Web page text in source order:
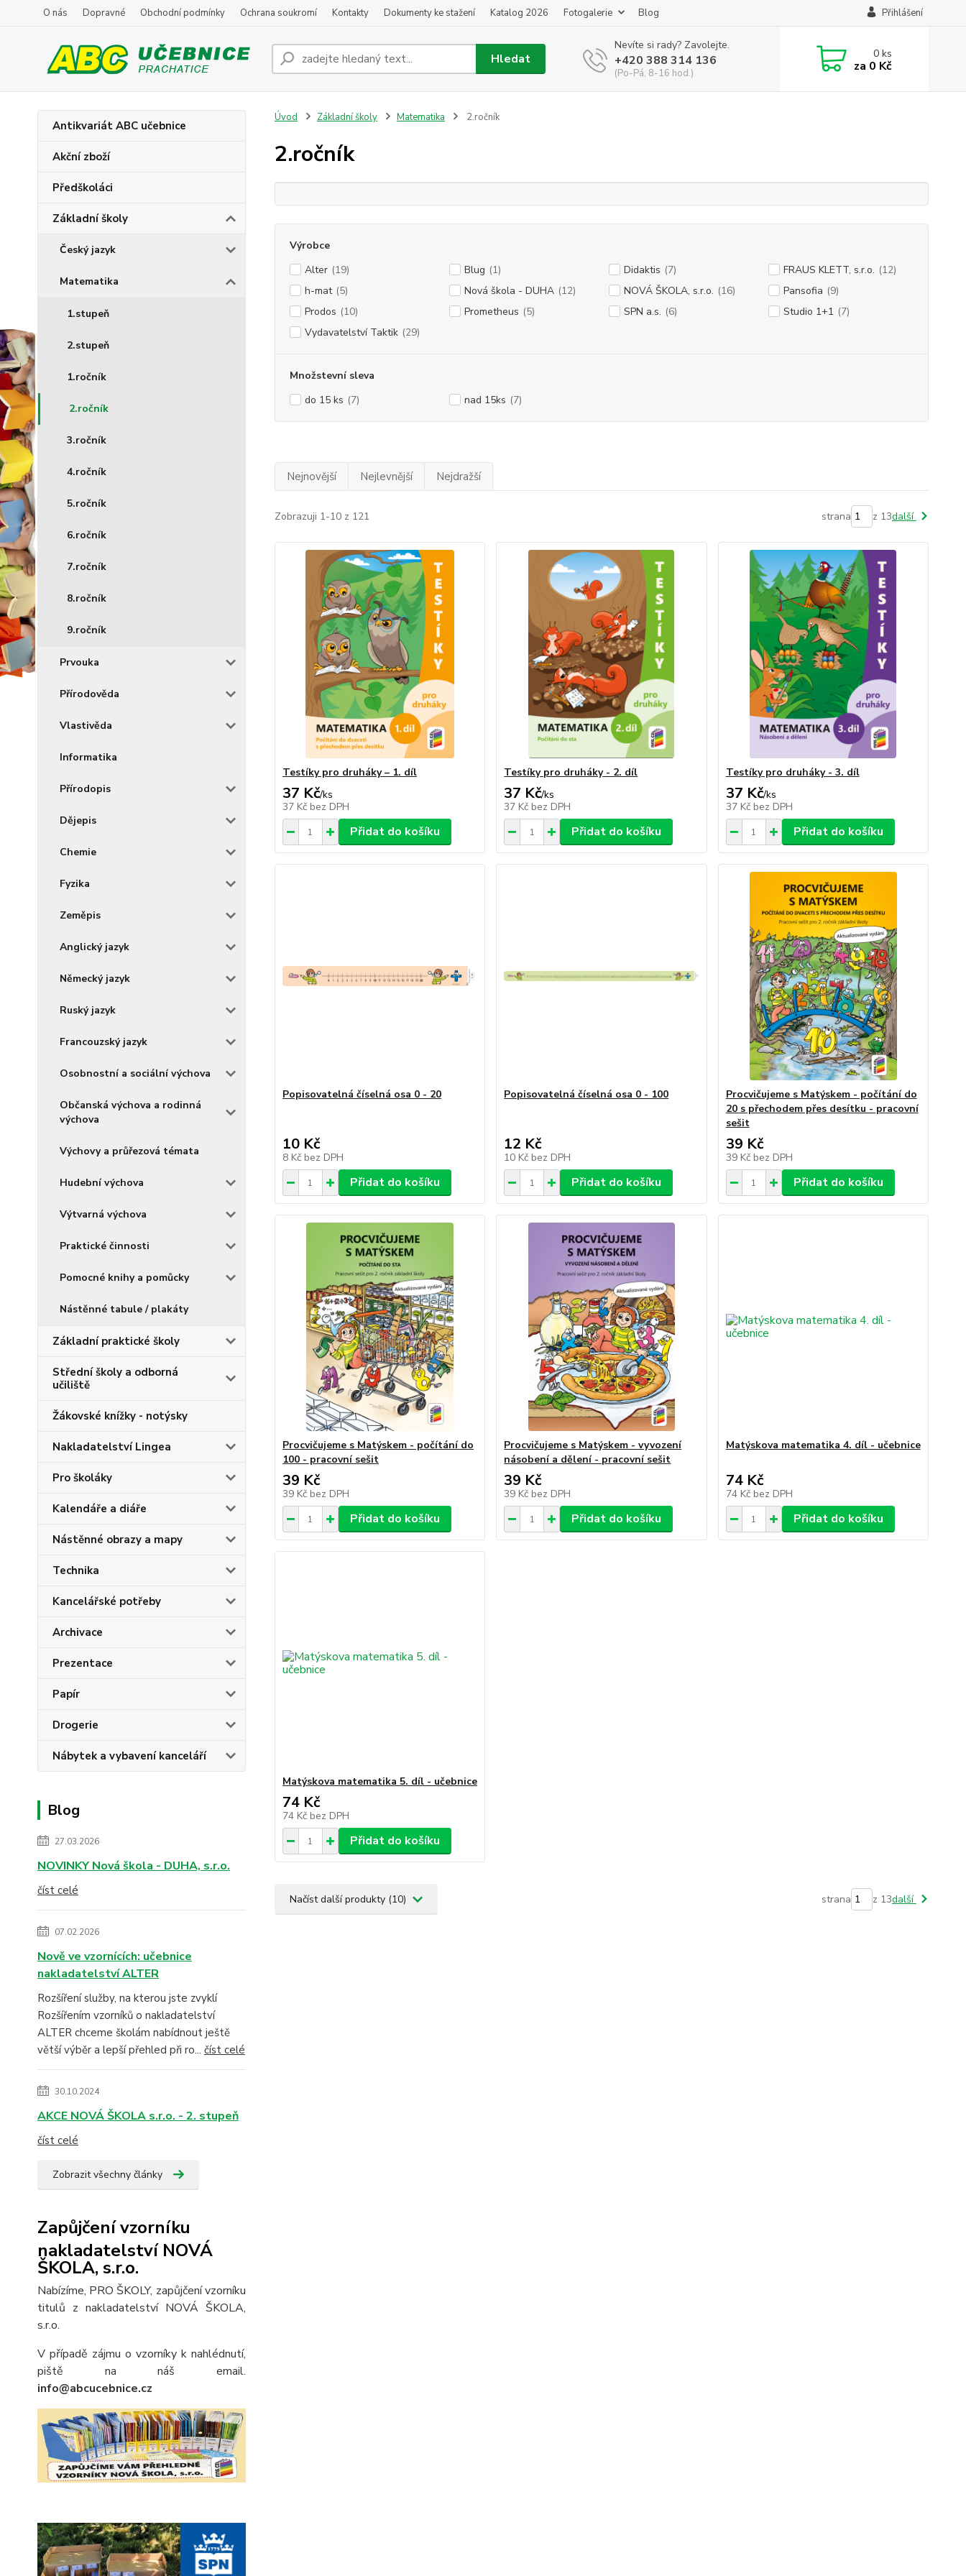
O nás Dopravné Obchodní podmínky Ochrana soukromí Kontakty Dokumenty ke stažení Katalog 2026 Fotogalerie Blog Přihlášení
Hledat
Nevíte si rady? Zavolejte.
+420 388 314 136
(Po-Pá, 8-16 hod.)
0ks
za 0 Kč
Antikvariát ABC učebnice
Akční zboží
Předškoláci
Základní školy
Český jazyk
Matematika
1.stupeň
2.stupeň
1.ročník
2.ročník
3.ročník
4.ročník
5.ročník
6.ročník
7.ročník
8.ročník
9.ročník
Prvouka
Přírodověda
Vlastivěda
Informatika
Přírodopis
Dějepis
Chemie
Fyzika
Zeměpis
Anglický jazyk
Německý jazyk
Ruský jazyk
Francouzský jazyk
Osobnostní a sociální výchova
Občanská výchova a rodinná
výchova
Výchovy a průřezová témata
Hudební výchova
Výtvarná výchova
Praktické činnosti
Pomocné knihy a pomůcky
Nástěnné tabule / plakáty
Základní praktické školy
Střední školy a odborná
učiliště
Žákovské knížky - notýsky
Nakladatelství Lingea
Pro školáky
Kalendáře a diáře
Nástěnné obrazy a mapy
Technika
Kancelářské potřeby
Archivace
Prezentace
Papír
Drogerie
Nábytek a vybavení kanceláří
Blog
27.03.2026
NOVINKY Nová škola - DUHA, s.r.o.
číst celé
07.02.2026
Nově ve vzornících: učebnice
nakladatelství ALTER
Rozšíření služby, na kterou jste zvyklí
Rozšířením vzorníků o nakladatelství
ALTER chceme školám nabídnout ještě
větší výběr a lepší přehled při ro... číst celé
30.10.2024
AKCE NOVÁ ŠKOLA s.r.o. - 2. stupeň
číst celé
Zobrazit všechny články
Zapůjčení vzorníku
nakladatelství NOVÁ
ŠKOLA, s.r.o.
Nabízíme, PRO ŠKOLY, zapůjčení vzorníku
titulů z nakladatelství NOVÁ ŠKOLA,
s.r.o.
V případě zájmu o vzorníky k nahlédnutí,
piště na náš email.
info@abcucebnice.cz
Úvod Základní školy Matematika 2.ročník
2.ročník
Výrobce
Alter (19) Blug (1) Didaktis (7) FRAUS KLETT, s.r.o. (12)
h-mat (5) Nová škola - DUHA (12) NOVÁ ŠKOLA, s.r.o. (16) Pansofia (9)
Prodos (10) Prometheus (5) SPN a.s. (6) Studio 1+1 (7)
Vydavatelství Taktik (29)
Množstevní sleva
do 15 ks (7) nad 15ks (7)
Nejnovější Nejlevnější Nejdražší
Zobrazuji 1-10 z 121 strana z 13další
Testíky pro druháky – 1. díl
37 Kč/ks
37 Kč bez DPH
Přidat do košíku
Testíky pro druháky - 2. díl
37 Kč/ks
37 Kč bez DPH
Přidat do košíku
Testíky pro druháky - 3. díl
37 Kč/ks
37 Kč bez DPH
Přidat do košíku
Popisovatelná číselná osa 0 - 20
10 Kč
8 Kč bez DPH
Přidat do košíku
Popisovatelná číselná osa 0 - 100
12 Kč
10 Kč bez DPH
Přidat do košíku
Procvičujeme s Matýskem - počítání do
20 s přechodem přes desítku - pracovní
sešit
39 Kč
39 Kč bez DPH
Přidat do košíku
Procvičujeme s Matýskem - počítání do
100 - pracovní sešit
39 Kč
39 Kč bez DPH
Přidat do košíku
Procvičujeme s Matýskem - vyvození
násobení a dělení - pracovní sešit
39 Kč
39 Kč bez DPH
Přidat do košíku
Matýskova matematika 4. díl - učebnice
74 Kč
74 Kč bez DPH
Přidat do košíku
Matýskova matematika 5. díl - učebnice
74 Kč
74 Kč bez DPH
Přidat do košíku
Načíst další produkty (10) strana z 13další